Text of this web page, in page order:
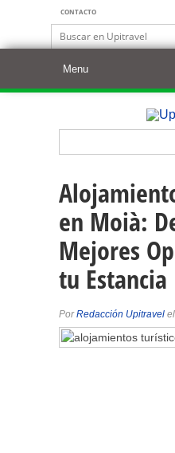
CONTACTO
en Moià:
Mejores
tu Estancia
PorRedacción Upitravel